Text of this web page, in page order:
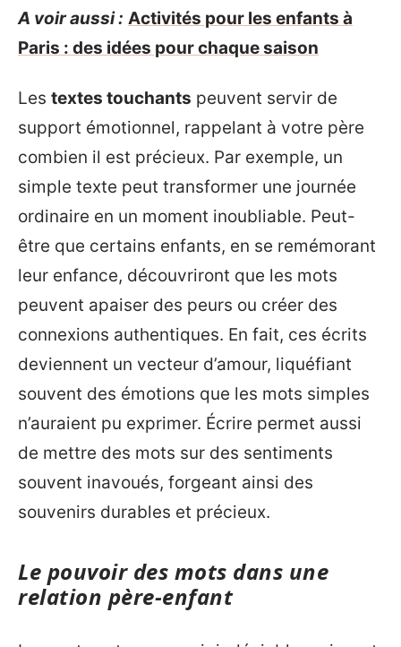
A voir aussi : Activités pour les enfants à
Paris : des idées pour chaque saison
Les textes touchants peuvent servir de
support émotionnel, rappelant à votre père
combien il est précieux. Par exemple, un
simple texte peut transformer une journée
ordinaire en un moment inoubliable. Peut-
être que certains enfants, en se remémorant
leur enfance, découvriront que les mots
peuvent apaiser des peurs ou créer des
connexions authentiques. En fait, ces écrits
deviennent un vecteur d’amour, liquéfiant
souvent des émotions que les mots simples
n’auraient pu exprimer. Écrire permet aussi
de mettre des mots sur des sentiments
souvent inavoués, forgeant ainsi des
souvenirs durables et précieux.
Le pouvoir des mots dans une
relation père-enfant